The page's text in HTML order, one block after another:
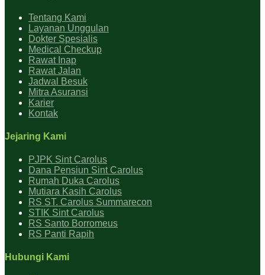
Tentang Kami
Layanan Unggulan
Dokter Spesialis
Medical Checkup
Rawat Inap
Rawat Jalan
Jadwal Besuk
Mitra Asuransi
Karier
Kontak
Jejaring Kami
PJPK Sint Carolus
Dana Pensiun Sint Carolus
Rumah Duka Carolus
Mutiara Kasih Carolus
RS ST. Carolus Summarecon
STIK Sint Carolus
RS Santo Borromeus
RS Panti Rapih
Hubungi Kami